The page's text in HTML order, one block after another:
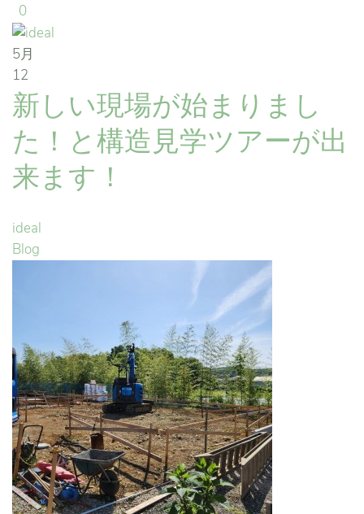
0
5月
12
新しい現場が始まりまし
た！と構造見学ツアーが出
来ます！
ideal
Blog